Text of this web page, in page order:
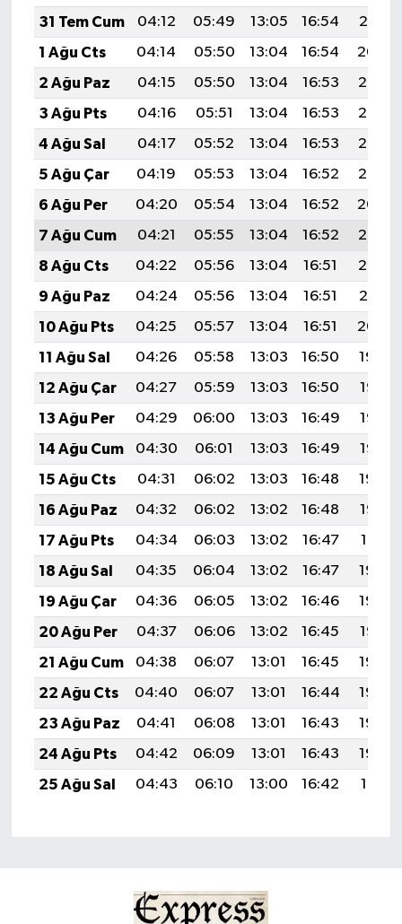
31 Tem Cum
04:12 05:49 13:05 16:54
20:10
1 Ağu Cts
04:14 05:50 13:04 16:54
20:09
2 Ağu Paz
04:15 05:50 13:04 16:53
20:08
3 Ağu Pts
04:16 05:51 13:04 16:53
20:07
4 Ağu Sal
04:17 05:52 13:04 16:53
20:06
5 Ağu Çar
04:19 05:53 13:04 16:52
20:05
6 Ağu Per
04:20 05:54 13:04 16:52
20:04
7 Ağu Cum
04:21 05:55 13:04 16:52
20:03
8 Ağu Cts
04:22 05:56 13:04 16:51
20:02
9 Ağu Paz
04:24 05:56 13:04 16:51
20:01
10 Ağu Pts
04:25 05:57 13:04 16:51
20:00
11 Ağu Sal
04:26 05:58 13:03 16:50
19:59
12 Ağu Çar
04:27 05:59 13:03 16:50
19:58
13 Ağu Per
04:29 06:00 13:03 16:49
19:56
14 Ağu Cum
04:30 06:01 13:03 16:49
19:55
15 Ağu Cts
04:31 06:02 13:03 16:48
19:54
16 Ağu Paz
04:32 06:02 13:02 16:48
19:53
17 Ağu Pts
04:34 06:03 13:02 16:47
19:51
18 Ağu Sal
04:35 06:04 13:02 16:47
19:50
19 Ağu Çar
04:36 06:05 13:02 16:46
19:49
20 Ağu Per
04:37 06:06 13:02 16:45
19:47
21 Ağu Cum
04:38 06:07 13:01 16:45
19:46
22 Ağu Cts
04:40 06:07 13:01 16:44
19:45
23 Ağu Paz
04:41 06:08 13:01 16:43
19:43
24 Ağu Pts
04:42 06:09 13:01 16:43
19:42
25 Ağu Sal
04:43 06:10 13:00 16:42 19:41